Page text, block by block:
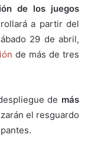
de los juegos
a partir del
29 de abril,
de más de tres
de más
el resguardo